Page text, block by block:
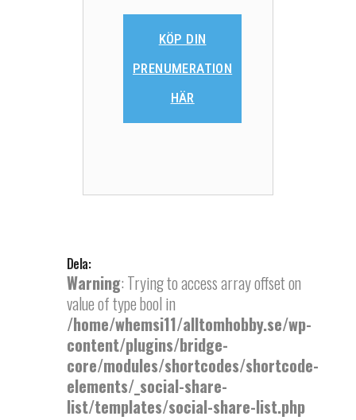
KÖP DIN
PRENUMERATION
HÄR
Dela:
Warning: Trying to access array offset on
value of type bool in
/home/whemsi11/alltomhobby.se/wp-
content/plugins/bridge-
core/modules/shortcodes/shortcode-
elements/_social-share-
list/templates/social-share-list.php